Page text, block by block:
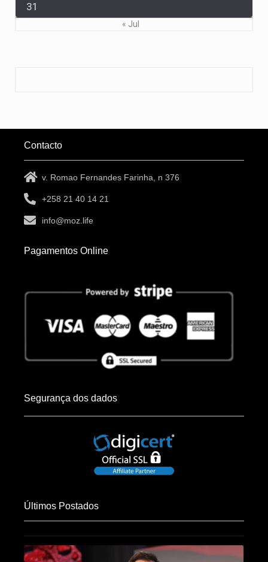
31
« Jul
Contacto
v. Romao Fernandes Farinha, n 376
+258 21 40 14 21
info@moz.life
Pagamentos Online
Segurança dos dados
Últimos Postados